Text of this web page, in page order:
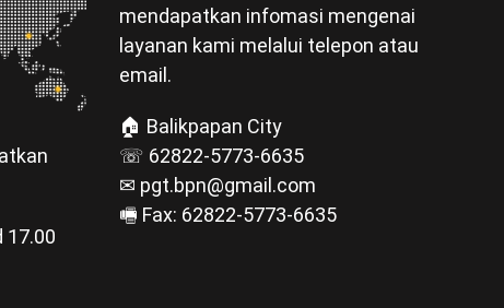
17.00
mendapatkan infomasi mengenai
layanan kami melalui telepon atau
email.
🏠 Balikpapan City
☏ 62822-5773-6635
✉ pgt.bpn@gmail.com
🖷 Fax: 62822-5773-6635